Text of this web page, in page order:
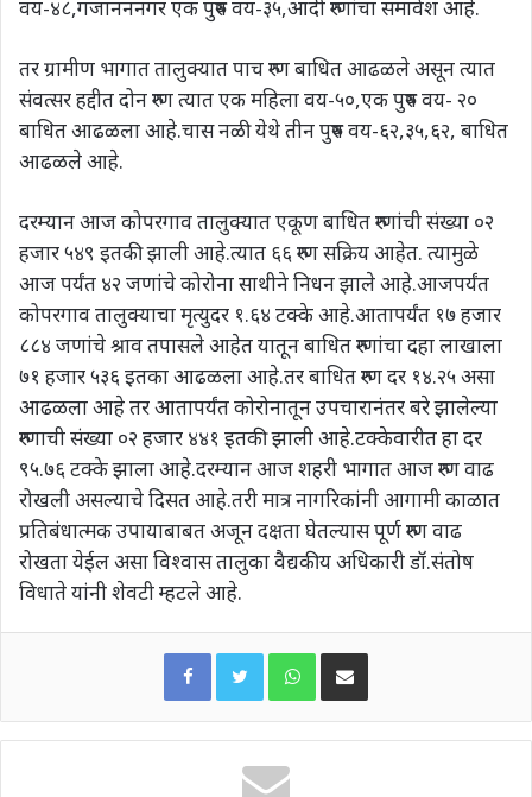
वय-४८,गजानननगर एक पुरुष वय-३५,आदी रुग्णांचा समावेश आहे.
तर ग्रामीण भागात तालुक्यात पाच रुग्ण बाधित आढळले असून त्यात
संवत्सर हद्दीत दोन रुग्ण त्यात एक महिला वय-५०,एक पुरुष वय- २०
बाधित आढळला आहे.चास नळी येथे तीन पुरुष वय-६२,३५,६२, बाधित
आढळले आहे.
दरम्यान आज कोपरगाव तालुक्यात एकूण बाधित रुग्णांची संख्या ०२
हजार ५४९ इतकी झाली आहे.त्यात ६६ रुग्ण सक्रिय आहेत. त्यामुळे
आज पर्यंत ४२ जणांचे कोरोना साथीने निधन झाले आहे.आजपर्यंत
कोपरगाव तालुक्याचा मृत्युदर १.६४ टक्के आहे.आतापर्यंत १७ हजार
८८४ जणांचे श्राव तपासले आहेत यातून बाधित रुग्णांचा दहा लाखाला
७१ हजार ५३६ इतका आढळला आहे.तर बाधित रुग्ण दर १४.२५ असा
आढळला आहे तर आतापर्यंत कोरोनातून उपचारानंतर बरे झालेल्या
रुग्णाची संख्या ०२ हजार ४४१ इतकी झाली आहे.टक्केवारीत हा दर
९५.७६ टक्के झाला आहे.दरम्यान आज शहरी भागात आज रुग्ण वाढ
रोखली असल्याचे दिसत आहे.तरी मात्र नागरिकांनी आगामी काळात
प्रतिबंधात्मक उपायाबाबत अजून दक्षता घेतल्यास पूर्ण रुग्ण वाढ
रोखता येईल असा विश्वास तालुका वैद्यकीय अधिकारी डॉ.संतोष
विधाते यांनी शेवटी म्हटले आहे.
WhatsAppShare via Email